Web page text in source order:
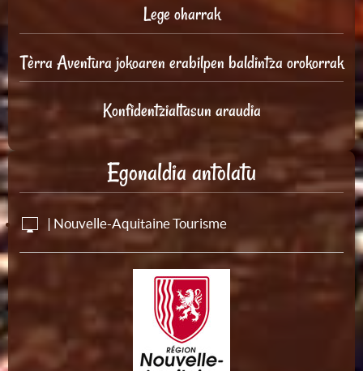
Lege oharrak
Tèrra Aventura jokoaren erabilpen baldintza orokorrak
Konfidentzialtasun araudia
Egonaldia antolatu
| Nouvelle-Aquitaine Tourisme